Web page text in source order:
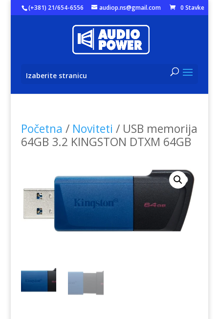
(+381) 21/654-6556 audiop.ns@gmail.com 0 Stavke
Izaberite stranicu
Početna / Noviteti / USB memorija
64GB 3.2 KINGSTON DTXM 64GB